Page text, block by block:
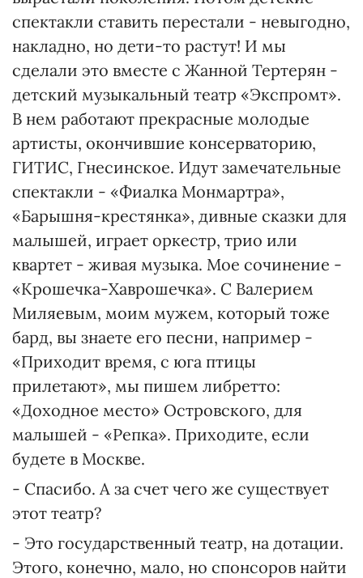
спектакли ставить перестали - невыгодно,
накладно, но дети-то растут! И мы
сделали это вместе с Жанной Тертерян -
детский музыкальный театр «Экспромт».
В нем работают прекрасные молодые
артисты, окончившие консерваторию,
ГИТИС, Гнесинское. Идут замечательные
спектакли - «Фиалка Монмартра»,
«Барышня-крестянка», дивные сказки для
малышей, играет оркестр, трио или
квартет - живая музыка. Мое сочинение -
«Крошечка-Хаврошечка». С Валерием
Миляевым, моим мужем, который тоже
бард, вы знаете его песни, например -
«Приходит время, с юга птицы
прилетают», мы пишем либретто:
«Доходное место» Островского, для
малышей - «Репка». Приходите, если
будете в Москве.
- Спасибо. А за счет чего же существует
этот театр?
- Это государственный театр, на дотации.
Этого, конечно, мало, но спонсоров найти